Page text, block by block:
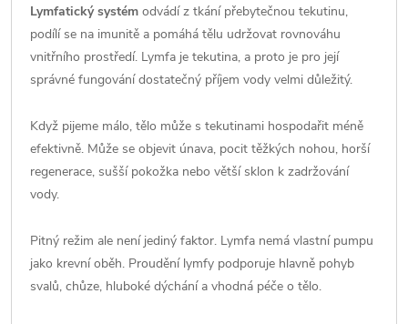
Lymfatický systém odvádí z tkání přebytečnou tekutinu,
podílí se na imunitě a pomáhá tělu udržovat rovnováhu
vnitřního prostředí. Lymfa je tekutina, a proto je pro její
správné fungování dostatečný příjem vody velmi důležitý.
Když pijeme málo, tělo může s tekutinami hospodařit méně
efektivně. Může se objevit únava, pocit těžkých nohou, horší
regenerace, sušší pokožka nebo větší sklon k zadržování
vody.
Pitný režim ale není jediný faktor. Lymfa nemá vlastní pumpu
jako krevní oběh. Proudění lymfy podporuje hlavně pohyb
svalů, chůze, hluboké dýchání a vhodná péče o tělo.